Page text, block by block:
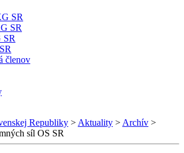
SR
SR
SR
členov
Republiky > Aktuality > Archív >
síl OS SR